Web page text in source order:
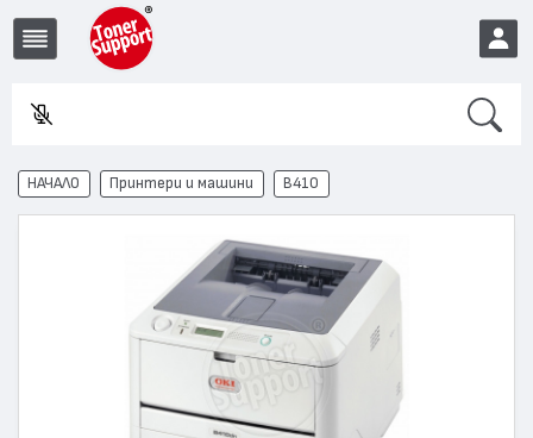
EUR
НАЧАЛО Принтери и машини B410